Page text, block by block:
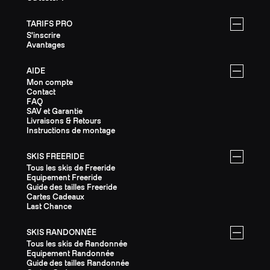
TARIFS PRO
S'inscrire
Avantages
AIDE
Mon compte
Contact
FAQ
SAV et Garantie
Livraisons & Retours
Instructions de montage
SKIS FREERIDE
Tous les skis de Freeride
Equipement Freeride
Guide des tailles Freeride
Cartes Cadeaux
Last Chance
SKIS RANDONNÉE
Tous les skis de Randonnée
Equipement Randonnée
Guide des tailles Randonnée